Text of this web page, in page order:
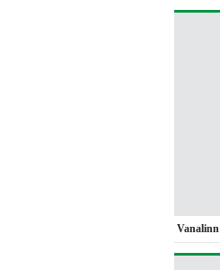
Vanalinn